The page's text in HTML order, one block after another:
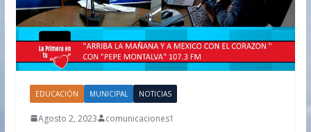
EDUCACIÓN MUNICIPAL NOTICIAS
Agosto 2, 2023 comunicaciones1